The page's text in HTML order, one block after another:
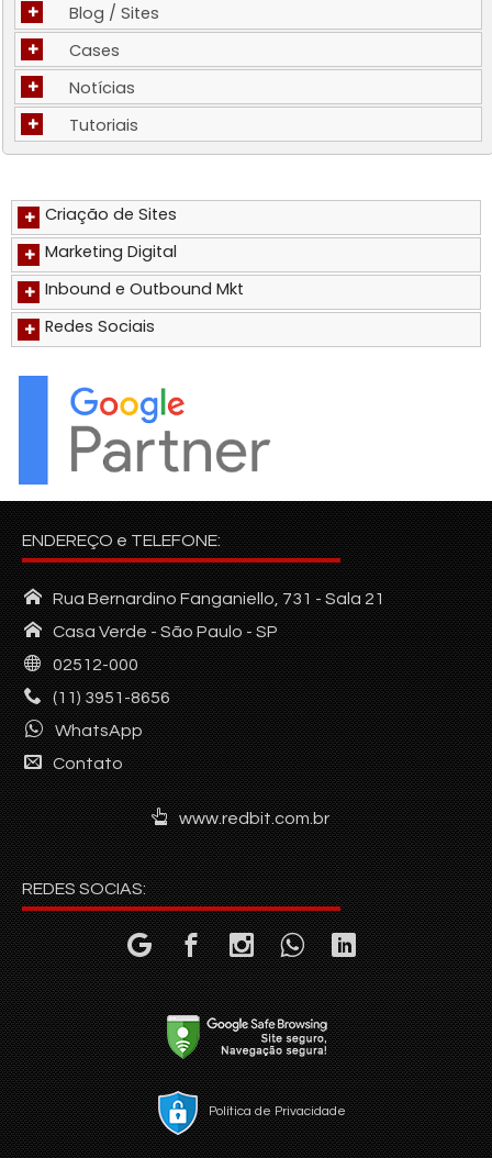
+ Blog / Sites
+ Cases
+ Notícias
+ Tutoriais
+ Criação de Sites
+ Marketing Digital
+ Inbound e Outbound Mkt
+ Redes Sociais
ENDEREÇO e TELEFONE:
Rua Bernardino Fanganiello, 731 - Sala 21
Casa Verde - São Paulo - SP
02512-000
(11) 3951-8656
WhatsApp
Contato
www.redbit.com.br
REDES SOCIAS:
Política de Privacidade